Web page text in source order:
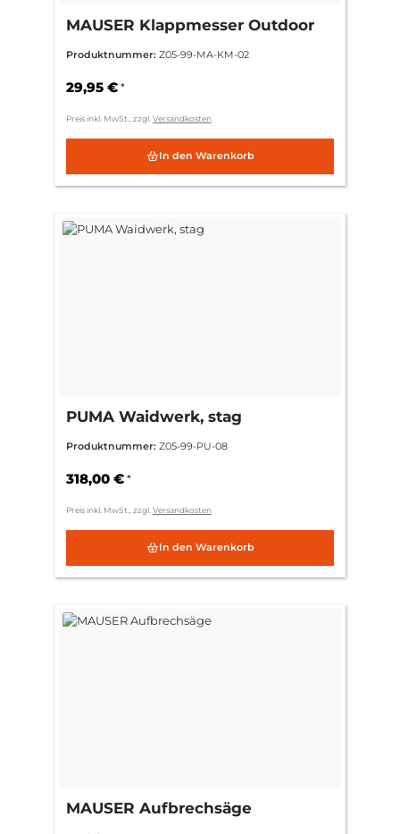
MAUSER Klappmesser Outdoor
Produktnummer: Z05-99-MA-KM-02
29,95 € *
Preis inkl. MwSt., zzgl. Versandkosten
In den Warenkorb
PUMA Waidwerk, stag
Produktnummer: Z05-99-PU-08
318,00 € *
Preis inkl. MwSt., zzgl. Versandkosten
In den Warenkorb
MAUSER Aufbrechsäge